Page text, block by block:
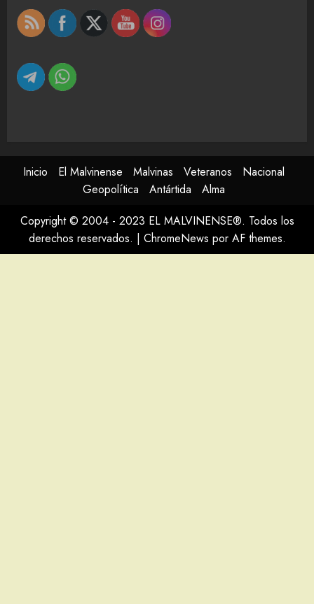
Inicio El Malvinense Malvinas Veteranos
Nacional
Geopolítica
Antártida
Alma
Copyright © 2004 - 2023 EL MALVINENSE®. Todos los
derechos reservados. | ChromeNews por AF themes.